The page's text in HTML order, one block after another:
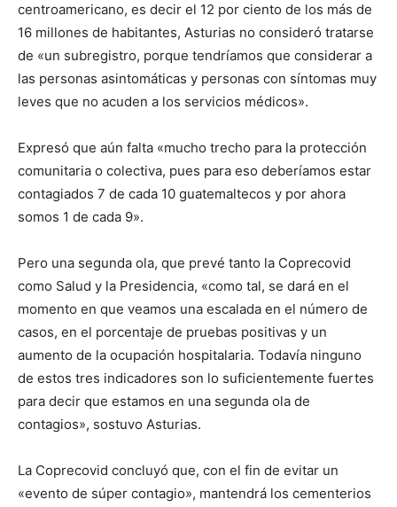
centroamericano, es decir el 12 por ciento de los más de
16 millones de habitantes, Asturias no consideró tratarse
de «un subregistro, porque tendríamos que considerar a
las personas asintomáticas y personas con síntomas muy
leves que no acuden a los servicios médicos».
Expresó que aún falta «mucho trecho para la protección
comunitaria o colectiva, pues para eso deberíamos estar
contagiados 7 de cada 10 guatemaltecos y por ahora
somos 1 de cada 9».
Pero una segunda ola, que prevé tanto la Coprecovid
como Salud y la Presidencia, «como tal, se dará en el
momento en que veamos una escalada en el número de
casos, en el porcentaje de pruebas positivas y un
aumento de la ocupación hospitalaria. Todavía ninguno
de estos tres indicadores son lo suficientemente fuertes
para decir que estamos en una segunda ola de
contagios», sostuvo Asturias.
La Coprecovid concluyó que, con el fin de evitar un
«evento de súper contagio», mantendrá los cementerios